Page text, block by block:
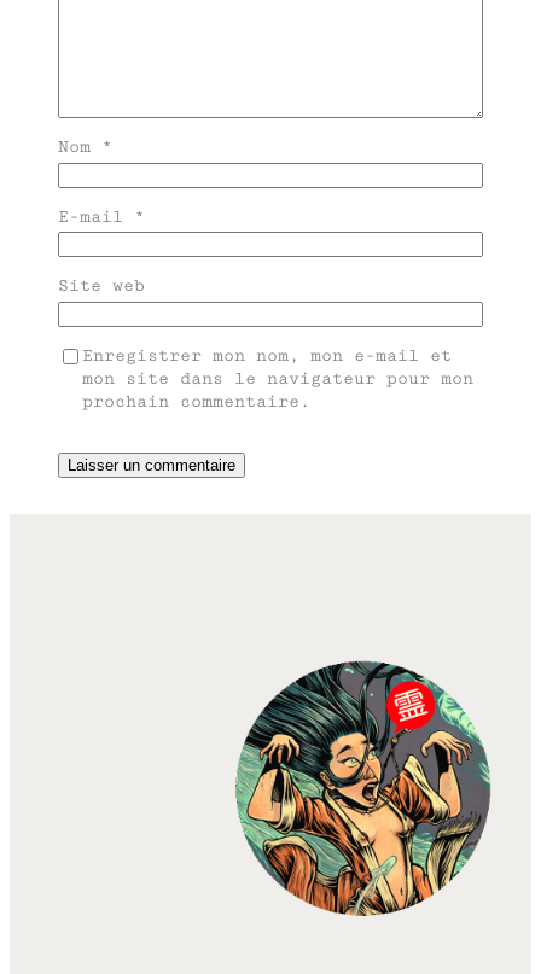
Nom *
E-mail *
Site web
Enregistrer mon nom, mon e-mail et
mon site dans le navigateur pour mon
prochain commentaire.